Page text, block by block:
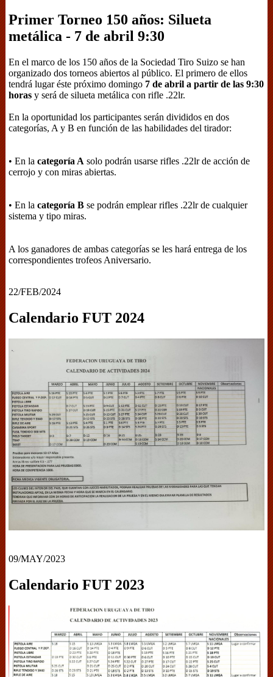
Primer Torneo 150 años: Silueta
metálica - 7 de abril 9:30
En el marco de los 150 años de la Sociedad Tiro Suizo se han
organizado dos torneos abiertos al público. El primero de ellos
tendrá lugar éste próximo domingo 7 de abril a partir de las 9:30
horas y será de silueta metálica con rifle .22lr.
En la oportunidad los participantes serán divididos en dos
categorías, A y B en función de las habilidades del tirador:
• En la categoría A solo podrán usarse rifles .22lr de acción de
cerrojo y con miras abiertas.
• En la categoría B se podrán emplear rifles .22lr de cualquier
sistema y tipo miras.
A los ganadores de ambas categorías se les hará entrega de los
correspondientes trofeos Aniversario.
22/FEB/2024
Calendario FUT 2024
09/MAY/2023
Calendario FUT 2023